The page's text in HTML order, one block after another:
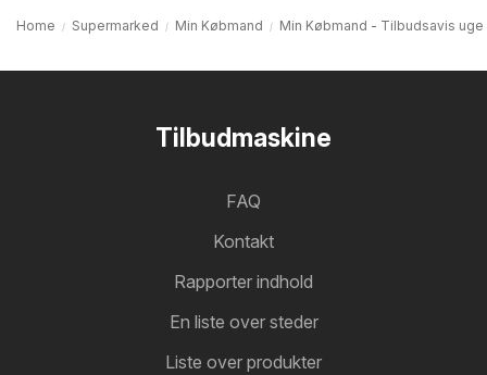
Home Supermarked Min Købmand Min Købmand - Tilbudsavis uge
Tilbudmaskine
FAQ
Kontakt
Rapporter indhold
En liste over steder
Liste over produkter